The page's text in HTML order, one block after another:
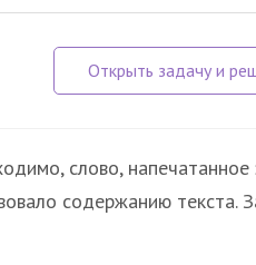
слово,
содержанию текста.